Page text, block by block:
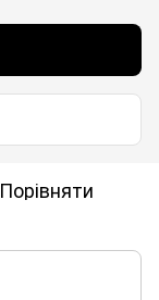
Порівняти